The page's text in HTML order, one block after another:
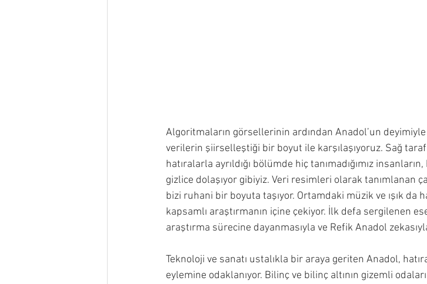
Algoritmaların görsellerinin ardından Anadol’un
verilerin şiirselleştiği bir boyut ile karşılaşıyoruz. Sağ
hatıralarla ayrıldığı bölümde hiç tanımadığımız
gizlice dolaşıyor gibiyiz. Veri resimleri olarak tanımlanan
bizi ruhani bir boyuta taşıyor. Ortamdaki müzik ve ışık da
kapsamlı araştırmanın içine çekiyor. İlk defa sergilenen
araştırma sürecine dayanmasıyla ve Refik Anadol
Teknoloji ve sanatı ustalıkla bir araya geriten Anadol,
eylemine odaklanıyor. Bilinç ve bilinç altının gizemli